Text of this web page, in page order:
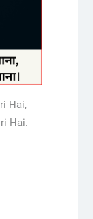
Hai,
Hai.